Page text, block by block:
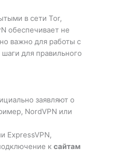
в сети Tor,
обеспечивает не
важно для работы с
для правильного
заявляют о
NordVPN или
ExpressVPN,
ксайтам